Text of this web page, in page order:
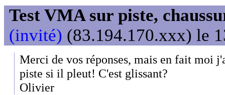
Test VMA sur piste,
(invité) (83.194.170.xxx) le
Merci de vos réponses, mais en fait moi
piste si il pleut! C'est glissant?
Olivier